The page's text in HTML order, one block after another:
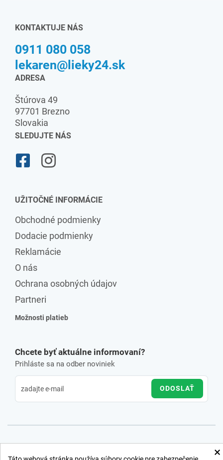
KONTAKTUJE NÁS
0911 080 058
lekaren@lieky24.sk
ADRESA
Štúrova 49
97701 Brezno
Slovakia
SLEDUJTE NÁS
UŽITOČNÉ INFORMÁCIE
Obchodné podmienky
Dodacie podmienky
Reklamácie
O nás
Ochrana osobných údajov
Partneri
Možnosti platieb
Chcete byť aktuálne informovaní?
Prihláste sa na odber noviniek
ODOSLAŤ
×